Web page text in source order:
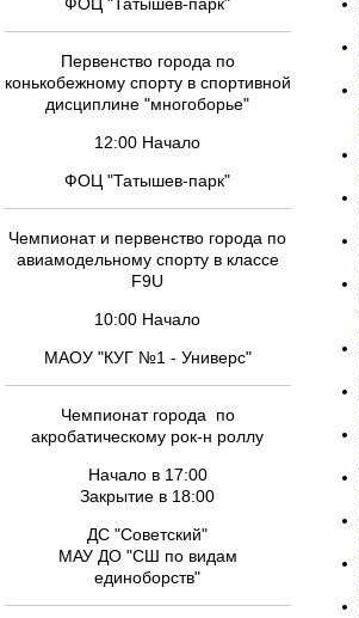
Первенство города по
конькобежному спорту в спортивной
дисциплине "многоборье"
12:00 Начало
ФОЦ "Татышев-парк"
Чемпионат и первенство города по
авиамодельному спорту в классе
F9U
10:00 Начало
МАОУ "КУГ №1 - Универс"
Чемпионат города по
акробатическому рок-н роллу
Начало в 17:00
Закрытие в 18:00
ДС "Советский"
МАУ ДО "СШ по видам
единоборств"